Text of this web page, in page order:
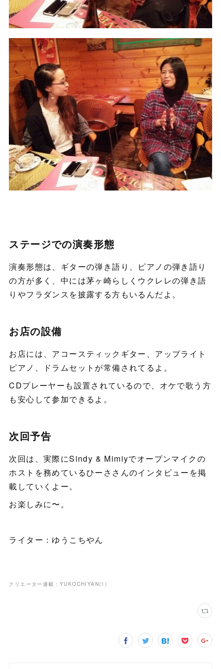
ステージでの演奏形態
演奏形態は、ギターの弾き語り、ピアノの弾き語り
の方が多く、中には茅ヶ崎らしくウクレレの弾き語
りやフラダンスを披露する方もいるんだよ。
お店の設備
お店には、アコースティックギター、アップライト
ピアノ、ドラムセットが常備されてるよ。
CDプレーヤーも設置されているので、オケで歌う方
も安心して参加できるよ。
次回予告
次回は、実際にSindy & Mimiyでオープンマイクの
ホストを務めているひーささんのインタビューを掲
載していくよー。
お楽しみに〜。
ライター：ゆうこちやん
クリエーター連載：YUKOCHIYAN(1 )